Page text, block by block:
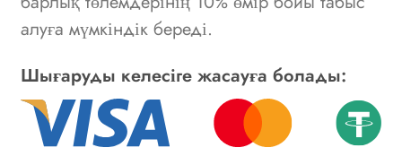
алуға мүмкіндік береді.
Шығаруды келесіге жасауға болады: